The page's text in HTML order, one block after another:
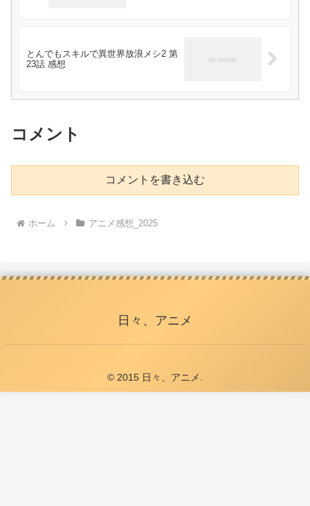
とんでもスキルで異世界放浪メシ2 第
23話 感想
コメント
コメントを書き込む
ホーム アニメ感想_2025
日々、アニメ
© 2015 日々、アニメ.